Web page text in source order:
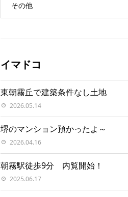
その他
イマドコ
東朝霧丘で建築条件なし土地
2026.05.14
堺のマンション預かったよ～
2026.04.16
朝霧駅徒歩9分 内覧開始！
2025.06.17